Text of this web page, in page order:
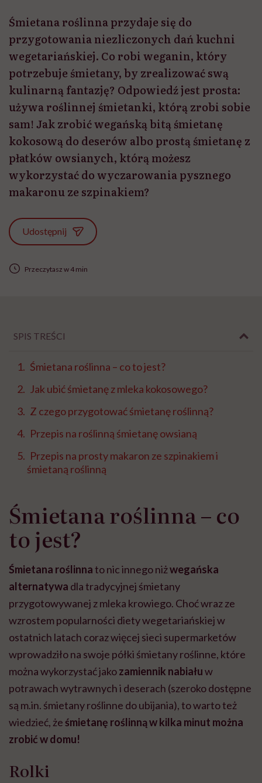
Śmietana roślinna przydaje się do
przygotowania niezliczonych dań kuchni
wegetariańskiej. Co robi weganin, który
potrzebuje śmietany, by zrealizować swą
kulinarną fantazję? Odpowiedź jest prosta:
używa roślinnej śmietanki, którą zrobi sobie
sam! Jak zrobić wegańską bitą śmietanę
kokosową do deserów albo prostą śmietanę z
płatków owsianych, którą możesz
wykorzystać do wyczarowania pysznego
makaronu ze szpinakiem?
Udostępnij
Przeczytasz w 4 min
SPIS TREŚCI
Śmietana roślinna – co to jest?
Jak ubić śmietanę z mleka kokosowego?
Z czego przygotować śmietanę roślinną?
Przepis na roślinną śmietanę owsianą
Przepis na prosty makaron ze szpinakiem i
śmietaną roślinną
Śmietana roślinna – co
to jest?
Śmietana roślinnato nic innego niżwegańska
alternatywa dla tradycyjnej śmietany
przygotowywanej z mleka krowiego. Choć wraz ze
wzrostem popularności diety wegetariańskiej w
ostatnich latach coraz więcej sieci supermarketów
wprowadziło na swoje półki śmietany roślinne, które
można wykorzystać jakozamiennik nabiałuw
potrawach wytrawnych i deserach (szeroko dostępne
są m.in. śmietany roślinne do ubijania), to warto też
wiedzieć, żeśmietanę roślinną w kilka minut można
zrobić w domu!
Rolki